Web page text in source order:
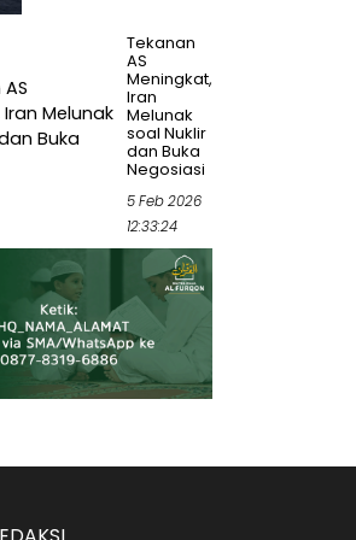
Tekanan
AS
Meningkat,
Iran
Melunak
soal Nuklir
dan Buka
Negosiasi
5 Feb 2026
12:33:24